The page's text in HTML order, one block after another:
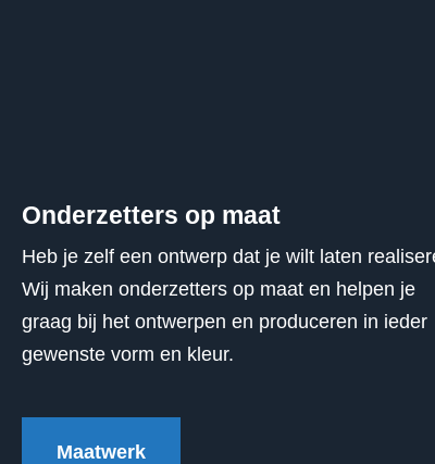
Onderzetters op maat
Heb je zelf een ontwerp dat je wilt laten
Wij maken onderzetters op maat en helpen je
graag bij het ontwerpen en produceren in ieder
gewenste vorm en kleur.
Maatwerk